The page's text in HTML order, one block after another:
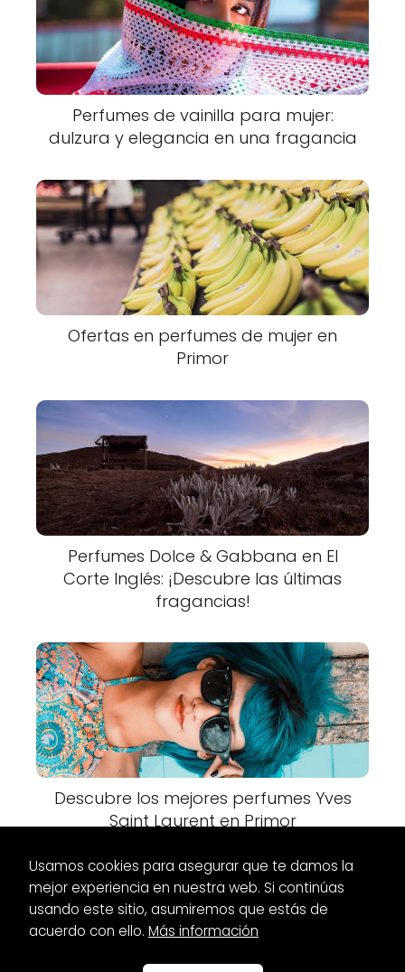
Perfumes de vainilla para mujer:
dulzura y elegancia en una fragancia
Ofertas en perfumes de mujer en
Primor
Perfumes Dolce & Gabbana en El
Corte Inglés: ¡Descubre las últimas
fragancias!
Descubre los mejores perfumes Yves
Saint Laurent en Primor
Vestidos Blancos de Zara: Encuentra el
Usamos cookies para asegurar que te damos la
mejor experiencia en nuestra web. Si continúas
usando este sitio, asumiremos que estás de
acuerdo con ello. Más información